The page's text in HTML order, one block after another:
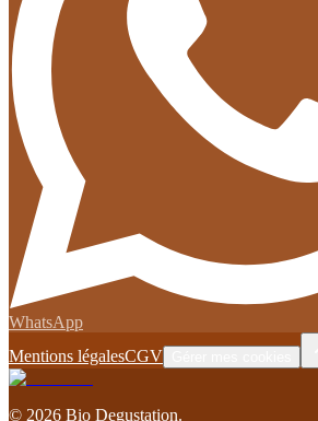
WhatsApp
Mentions légalesCGV
© 2026 Bio Degustation.